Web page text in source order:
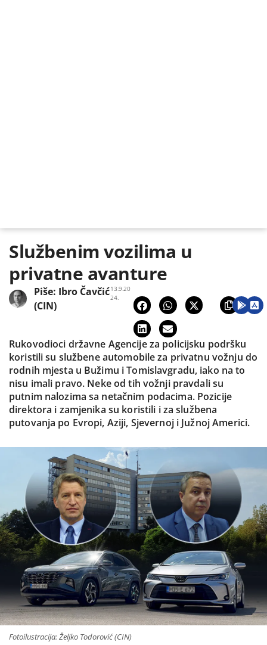
Službenim vozilima u
privatne avanture
13.9.20
24.
Piše: Ibro Čavčić
(CIN)
Rukovodioci državne Agencije za policijsku podršku
koristili su službene automobile za privatnu vožnju do
rodnih mjesta u Bužimu i Tomislavgradu, iako na to
nisu imali pravo. Neke od tih vožnji pravdali su
putnim nalozima sa netačnim podacima. Pozicije
direktora i zamjenika su koristili i za službena
putovanja po Evropi, Aziji, Sjevernoj i Južnoj Americi.
Fotoilustracija: Željko Todorović (CIN)